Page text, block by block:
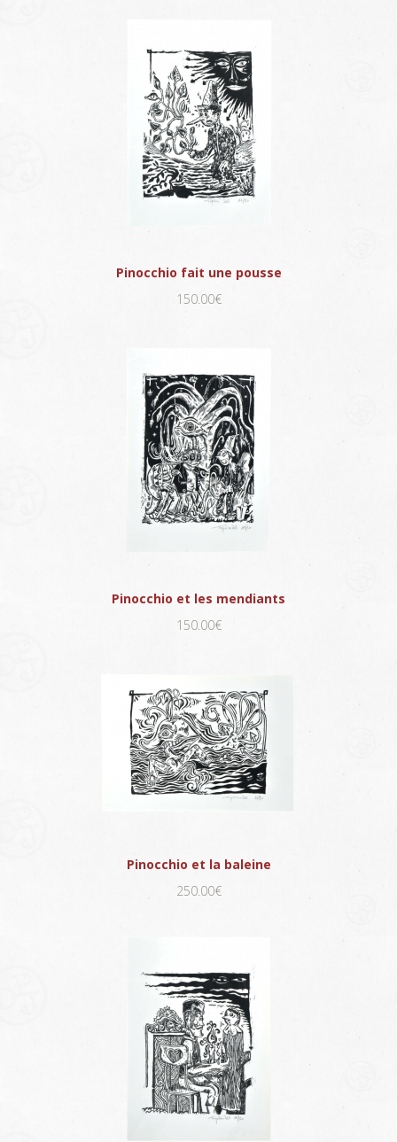
Pinocchio fait une pousse
150.00€
Pinocchio et les mendiants
150.00€
Pinocchio et la baleine
250.00€